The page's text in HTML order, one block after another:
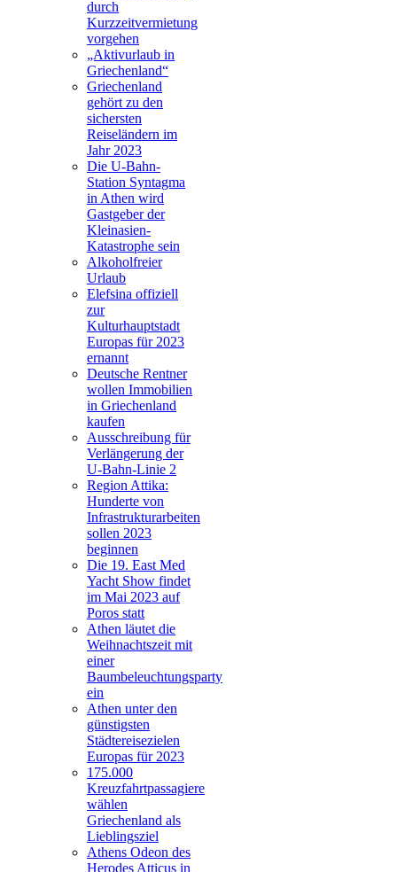
durch
Kurzzeitvermietung
vorgehen
„Aktivurlaub in
Griechenland“
Griechenland
gehört zu den
sichersten
Reiseländern im
Jahr 2023
Die U-Bahn-
Station Syntagma
in Athen wird
Gastgeber der
Kleinasien-
Katastrophe sein
Alkoholfreier
Urlaub
Elefsina offiziell
zur
Kulturhauptstadt
Europas für 2023
ernannt
Deutsche Rentner
wollen Immobilien
in Griechenland
kaufen
Ausschreibung für
Verlängerung der
U-Bahn-Linie 2
Region Attika:
Hunderte von
Infrastrukturarbeiten
sollen 2023
beginnen
Die 19. East Med
Yacht Show findet
im Mai 2023 auf
Poros statt
Athen läutet die
Weihnachtszeit mit
einer
Baumbeleuchtungsparty
ein
Athen unter den
günstigsten
Städtereisezielen
Europas für 2023
175.000
Kreuzfahrtpassagiere
wählen
Griechenland als
Lieblingsziel
Athens Odeon des
Herodes Atticus in